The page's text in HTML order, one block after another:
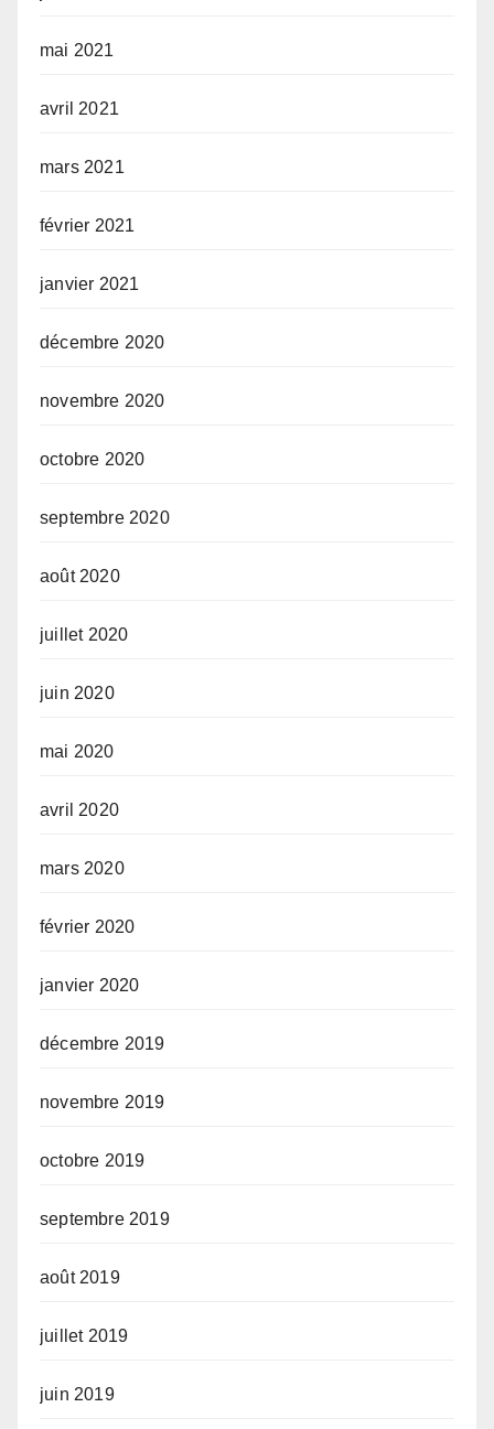
mai 2021
avril 2021
mars 2021
février 2021
janvier 2021
décembre 2020
novembre 2020
octobre 2020
septembre 2020
août 2020
juillet 2020
juin 2020
mai 2020
avril 2020
mars 2020
février 2020
janvier 2020
décembre 2019
novembre 2019
octobre 2019
septembre 2019
août 2019
juillet 2019
juin 2019